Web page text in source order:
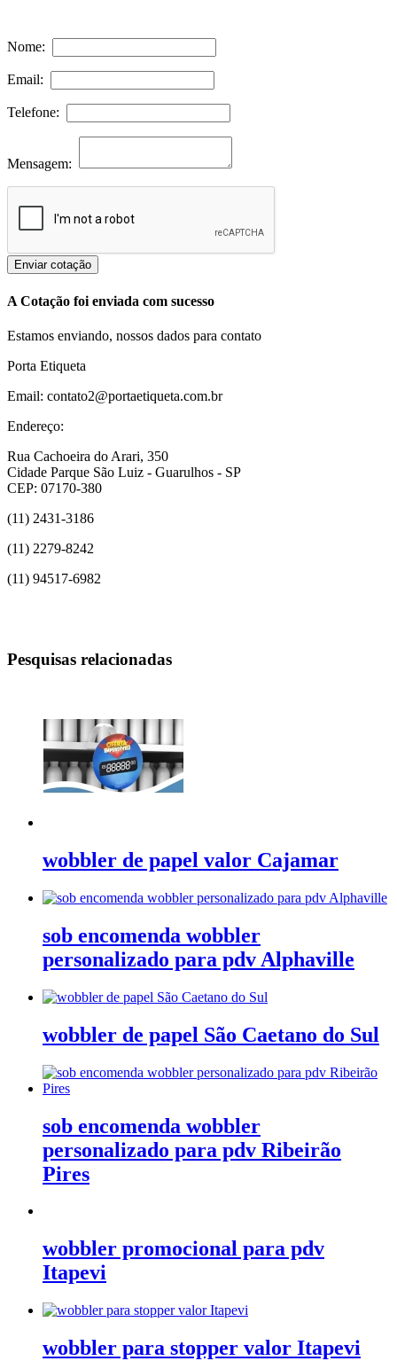
Nome:
Email:
Telefone:
Mensagem:
Enviar cotação
A Cotação foi enviada com sucesso
Estamos enviando, nossos dados para contato
Porta Etiqueta
Email: contato2@portaetiqueta.com.br
Endereço:
Rua Cachoeira do Arari, 350
Cidade Parque São Luiz - Guarulhos - SP
CEP: 07170-380
(11) 2431-3186
(11) 2279-8242
(11) 94517-6982
Pesquisas relacionadas
wobbler de papel valor Cajamar
sob encomenda wobbler
personalizado para pdv Alphaville
wobbler de papel São Caetano do Sul
sob encomenda wobbler
personalizado para pdv Ribeirão
Pires
wobbler promocional para pdv
Itapevi
wobbler para stopper valor Itapevi